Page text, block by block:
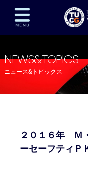
在庫車両情報
TUCとは？
全国納車
プライバシーポリシー
NEWS&TOPICS
ニュース&トピックス
２０１６年 Ｍ
ーセーフティ